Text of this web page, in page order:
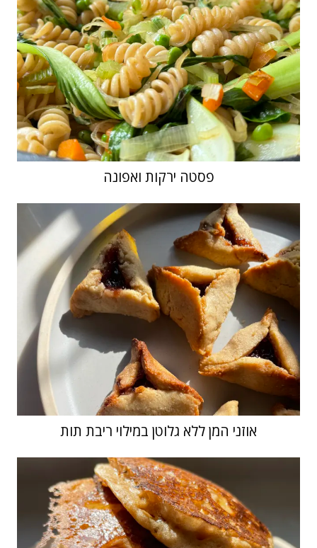
פסטה ירקות ואפונה
אוזני המן ללא גלוטן במילוי ריבת תות